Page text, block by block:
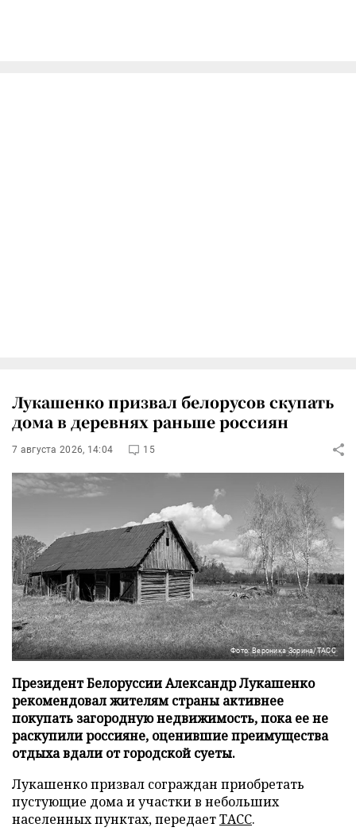
Лукашенко призвал белорусов скупать
дома в деревнях раньше россиян
7 августа 2026, 14:04 15
Фото: Вероника Зорина/ТАСС
Президент Белоруссии Александр Лукашенко
рекомендовал жителям страны активнее
покупать загородную недвижимость, пока ее не
раскупили россияне, оценившие преимущества
отдыха вдали от городской суеты.
Лукашенко призвал сограждан приобретать
пустующие дома и участки в небольших
населенных пунктах, передаетТАСС.